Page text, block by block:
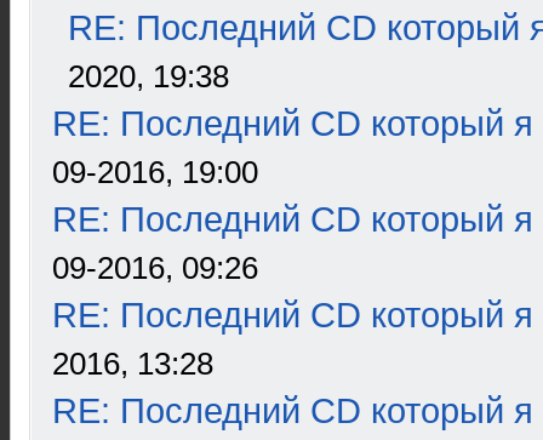
RE: Последний CD который
2020, 19:38
RE: Последний CD который я
09-2016, 19:00
RE: Последний CD который я
09-2016, 09:26
RE: Последний CD который я
2016, 13:28
RE: Последний CD который я